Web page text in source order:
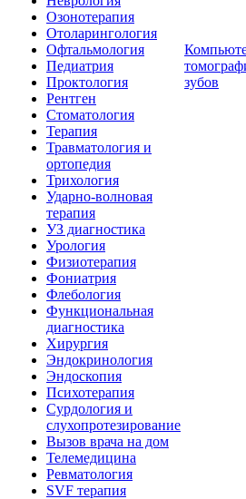
Озонотерапия
Отоларингология
Офтальмология
Педиатрия
Проктология
Рентген
Стоматология
Терапия
Травматология и
ортопедия
Трихология
Ударно-волновая
терапия
УЗ диагностика
Урология
Физиотерапия
Фониатрия
Флебология
Функциональная
диагностика
Хирургия
Эндокринология
Эндоскопия
Психотерапия
Сурдология и
слухопротезирование
Вызов врача на дом
Телемедицина
Ревматология
SVF терапия
зубов